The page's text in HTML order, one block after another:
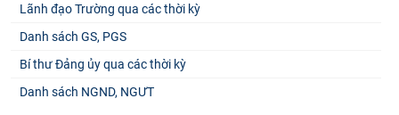
Lãnh đạo Trường qua các thời kỳ
Danh sách GS, PGS
Bí thư Đảng ủy qua các thời kỳ
Danh sách NGND, NGƯT